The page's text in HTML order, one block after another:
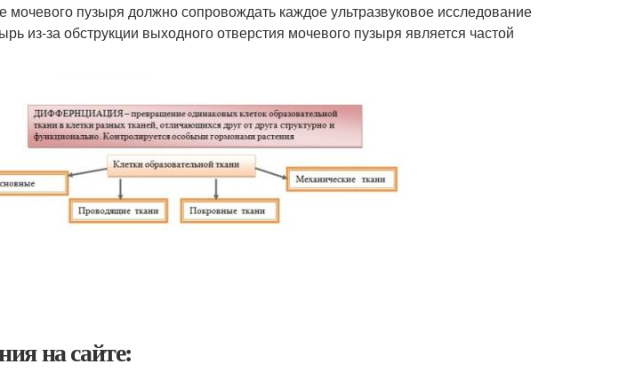
мочевого пузыря должно сопровождать каждое ультразвуковое исследование
из-за обструкции выходного отверстия мочевого пузыря является частой
на сайте: